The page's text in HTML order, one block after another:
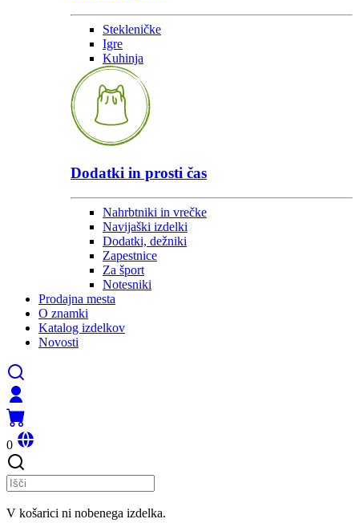
Stekleničke
Igre
Kuhinja
Dodatki in prosti čas
Nahrbtniki in vrečke
Navijaški izdelki
Dodatki, dežniki
Zapestnice
Za šport
Notesniki
Prodajna mesta
O znamki
Katalog izdelkov
Novosti
0
V košarici ni nobenega izdelka.